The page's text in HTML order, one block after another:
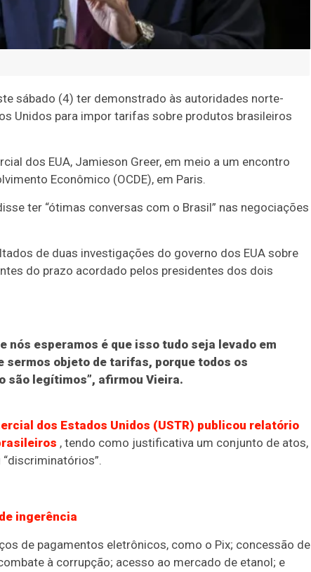
sábado (4) ter demonstrado às autoridades norte-
Unidos para impor tarifas sobre produtos brasileiros
dos EUA, Jamieson Greer, em meio a um encontro
Econômico (OCDE), em Paris.
ter “ótimas conversas com o Brasil” nas negociações
de duas investigações do governo dos EUA sobre
do prazo acordado pelos presidentes dos dois
nós esperamos é que isso tudo seja levado em
sermos objeto de tarifas, porque todos os
são legítimos”, afirmou Vieira.
dos Estados Unidos (USTR) publicou relatório
, tendo como justificativa um conjunto de atos,
ingerência
de pagamentos eletrônicos, como o Pix; concessão de
à corrupção; acesso ao mercado de etanol; e